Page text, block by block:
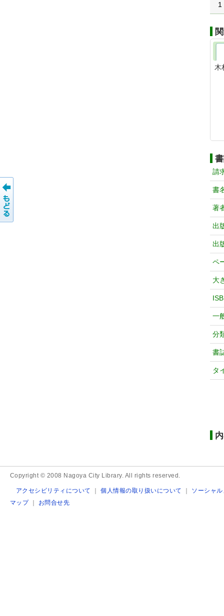
1
木
請
書
著
出
出
ペ
大
一
分
書
タ
Copyright © 2008 Nagoya City Library. All rights reserved.
アクセシビリティについて ｜個人情報の取り扱いについて ｜ ソーシャ
マップ｜ お問合せ先